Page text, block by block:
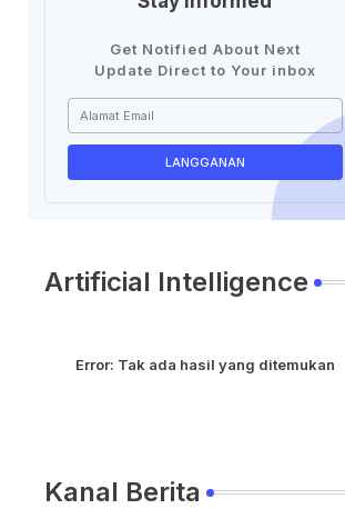
Get Notified About Next
Update Direct to Your inbox
Artificial Intelligence
Error: Tak ada hasil yang ditemukan
Kanal Berita